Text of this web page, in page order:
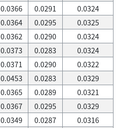
0.0366 0.0291
0.0324
0.0364 0.0295
0.0325
0.0362 0.0290
0.0324
0.0373 0.0283
0.0324
0.0371 0.0290
0.0322
0.0453 0.0283
0.0329
0.0365 0.0289
0.0321
0.0367 0.0295
0.0329
0.0349 0.0287
0.0316